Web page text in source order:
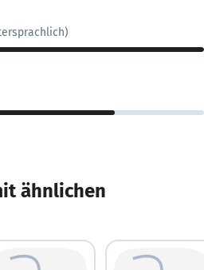
ähnlichen